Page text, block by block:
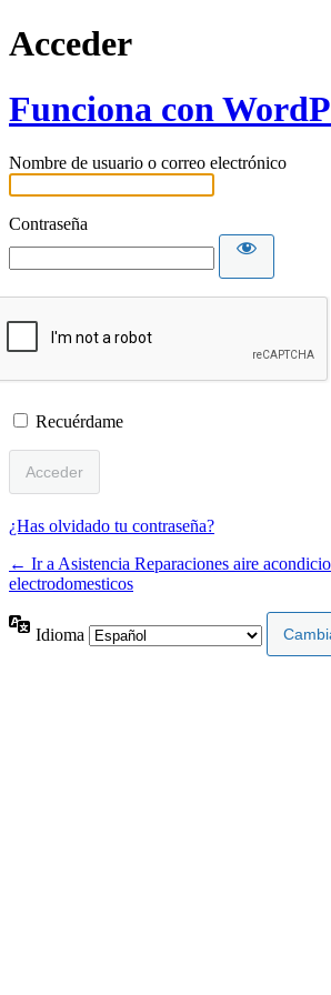
Acceder
Funciona con
Nombre de usuario o correo electrónico
Contraseña
Recuérdame
¿Has olvidado tu contraseña?
← Ir a Asistencia Reparaciones aire
electrodomesticos
Idioma